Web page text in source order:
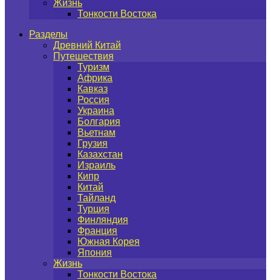
Жизнь
Тонкости Востока
Разделы
Древний Китай
Путешествия
Туризм
Африка
Кавказ
Россия
Украина
Болгария
Вьетнам
Грузия
Казахстан
Израиль
Кипр
Китай
Тайланд
Турция
Финляндия
Франция
Южная Корея
Япония
Жизнь
Тонкости Востока